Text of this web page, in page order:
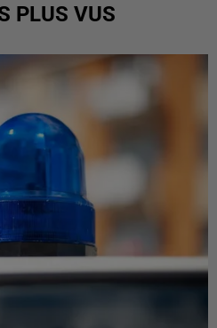
PLUS VUS